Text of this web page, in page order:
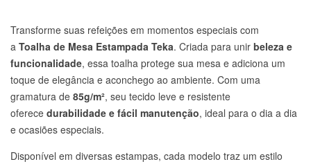
Transforme suas refeições em momentos especiais com
a Toalha de Mesa Estampada Teka. Criada para unir beleza e
funcionalidade, essa toalha protege sua mesa e adiciona um
toque de elegância e aconchego ao ambiente. Com uma
gramatura de 85g/m², seu tecido leve e resistente
oferece durabilidade e fácil manutenção, ideal para o dia a dia
e ocasiões especiais.
Disponível em diversas estampas, cada modelo traz um estilo